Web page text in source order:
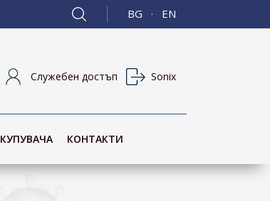
BG · EN
Служебен достъп Sonix
КОНТАКТИ